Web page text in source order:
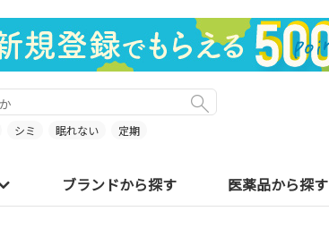
シミ 眠れない 定期
ブランドから探す 医薬品から探す